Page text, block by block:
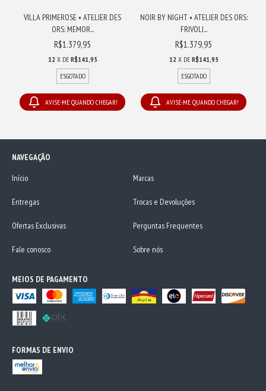
VILLA PRIMEROSE • ATELIER DES
ORS: MEMOR...
R$1.379,95
12 X DE R$141,95
ESGOTADO
AVISE-ME QUANDO CHEGAR!
NOIR BY NIGHT • ATELIER DES ORS:
FRIVOLI...
R$1.379,95
12 X DE R$141,95
ESGOTADO
AVISE-ME QUANDO CHEGAR!
NAVEGAÇÃO
Início
Marcas
Entregas Trocas e Devoluções
Ofertas Exclusivas Perguntas Frequentes
Fale conosco Sobre nós
MEIOS DE PAGAMENTO
FORMAS DE ENVIO